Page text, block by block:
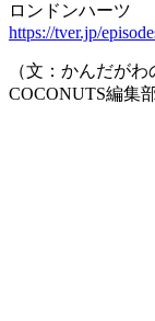
ロンドンハーツ
https://tver.jp/
（文：かんだが
COCONUTS編集部